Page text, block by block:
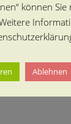
können
Ablehnen